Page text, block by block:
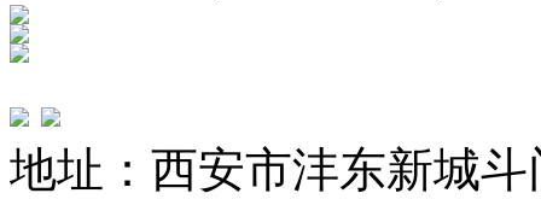
地址：西安市沣东新城